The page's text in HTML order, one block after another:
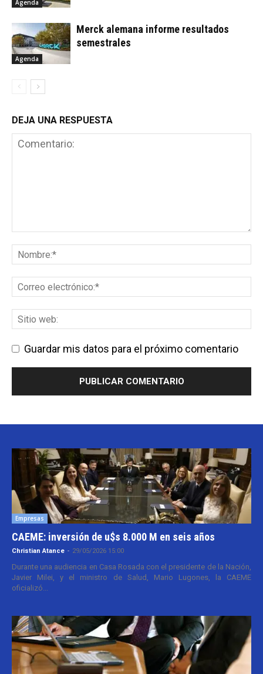
Agenda
Agenda
Merck alemana informe resultados
semestrales
DEJA UNA RESPUESTA
Guardar mis datos para el próximo comentario
Empresas
CAEME: inversión de u$s 8.000 M en seis años
Christian Atance - 29/05/2026 15:00
Durante una audiencia en Casa Rosada con el presidente de la Nación,
Javier Milei, y el ministro de Salud, Mario Lugones, la CAEME
oficializó...